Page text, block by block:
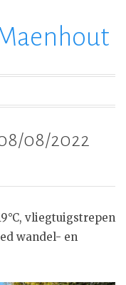
08/2022
vliegtuigstrepen
wandel- en